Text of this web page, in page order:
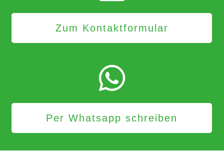
Zum Kontaktformular
Per Whatsapp schreiben